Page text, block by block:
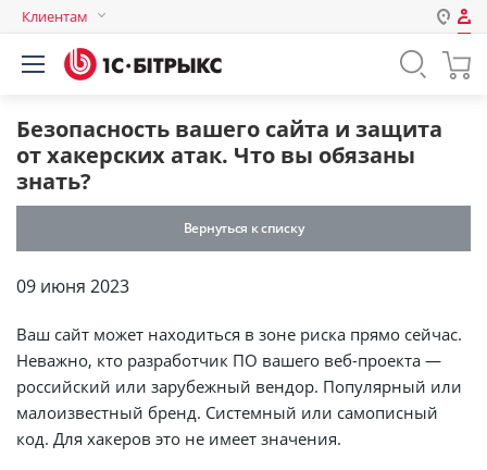
Клиентам
Беларусь
Авторизация
Логин
Пароль
компьютере
Забыли свой пароль?
Безопасность вашего сайта и защита
от хакерских атак. Что вы обязаны
знать?
Вернуться к списку
09 июня 2023
Ваш сайт может находиться в зоне риска прямо сейчас.
Неважно, кто разработчик ПО вашего веб-проекта —
российский или зарубежный вендор. Популярный или
малоизвестный бренд. Системный или самописный
код. Для хакеров это не имеет значения.